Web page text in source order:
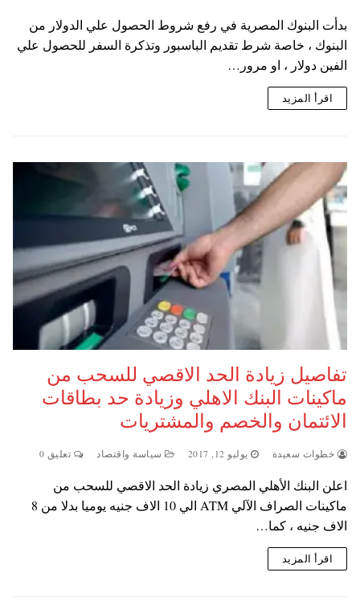
بدأت البنوك المصرية في رفع شروط الحصول علي الدولار من
البنوك ، خاصة شرط تقديم الباسبور وتذكرة السفر للحصول علي
الفين دولار ، او مرور…
اقرأ المزيد
تفاصيل زيادة الحد الاقصي للسحب من
ماكينات البنك الاهلي وزيادة حد بطاقات
الائتمان والخصم والمشتريات
خطوات سعيدة يوليو 12, 2017 سياسة واقتصاد تعليق 0
اعلن البنك الأهلي المصري زيادة الحد الاقصي للسحب من
ماكينات الصراف الآلي ATM الي 10 الاف جنيه يوميا بدلا من 8
الاف جنيه ، كما…
اقرأ المزيد